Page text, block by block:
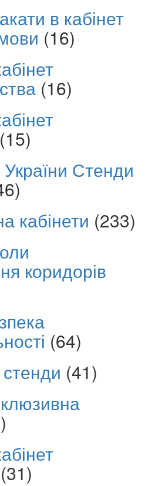
в кабінет
(16)
(16)
(15)
Стенди
кабінети (233)
коридорів
(64)
(41)
(31)